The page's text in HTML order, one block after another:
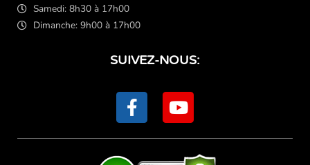
Samedi: 8h30 à 17h00
Dimanche: 9h00 à 17h00
SUIVEZ-NOUS:
F
a
c
e
b
Y
o
u
t
u